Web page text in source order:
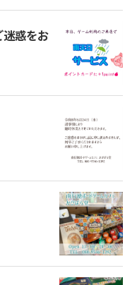
惑をお